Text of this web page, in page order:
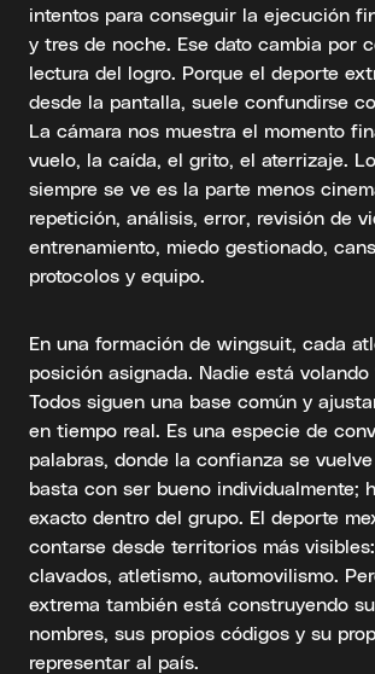
intentos para conseguir la ejecución
y tres de noche. Ese dato cambia por
lectura del logro. Porque el deporte
desde la pantalla, suele confundirse
La cámara nos muestra el momento
vuelo, la caída, el grito, el aterrizaje.
siempre se ve es la parte menos
repetición, análisis, error, revisión de
entrenamiento, miedo gestionado,
protocolos y equipo.
En una formación de wingsuit, cada
posición asignada. Nadie está volando
Todos siguen una base común y
en tiempo real. Es una especie de
palabras, donde la confianza se
basta con ser bueno individualmente;
exacto dentro del grupo. El deporte
contarse desde territorios más
clavados, atletismo, automovilismo.
extrema también está construyendo
nombres, sus propios códigos y su
representar al país.